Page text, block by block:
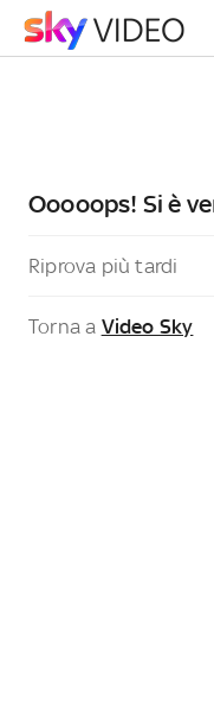
Ooooops! Si è
Riprova più tardi
Torna a Video Sky